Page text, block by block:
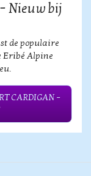
Nieuw bij
de populaire
Eribé Alpine
CARDIGAN –